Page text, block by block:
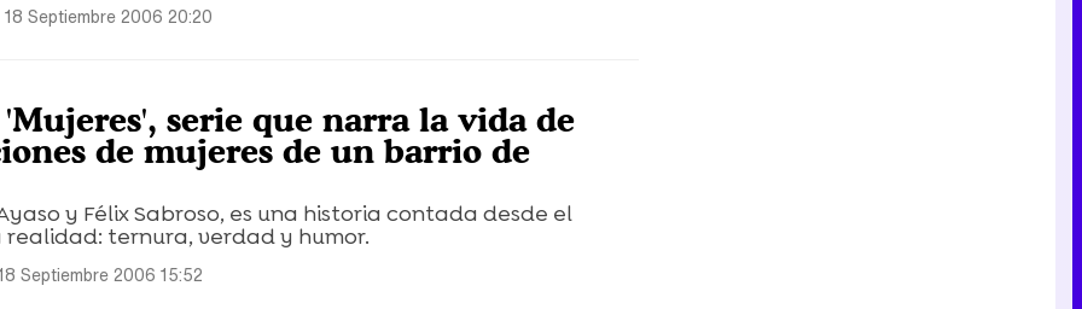
Septiembre 2006 20:20
'Mujeres', serie que narra la vida de
de mujeres de un barrio de
y Félix Sabroso, es una historia contada desde el
realidad: ternura, verdad y humor.
Septiembre 2006 15:52